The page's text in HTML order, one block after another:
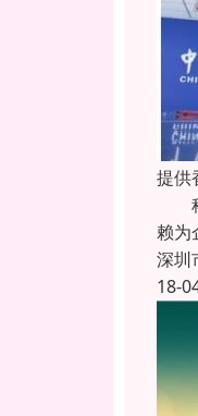
提供
科
赖为
深圳
18-